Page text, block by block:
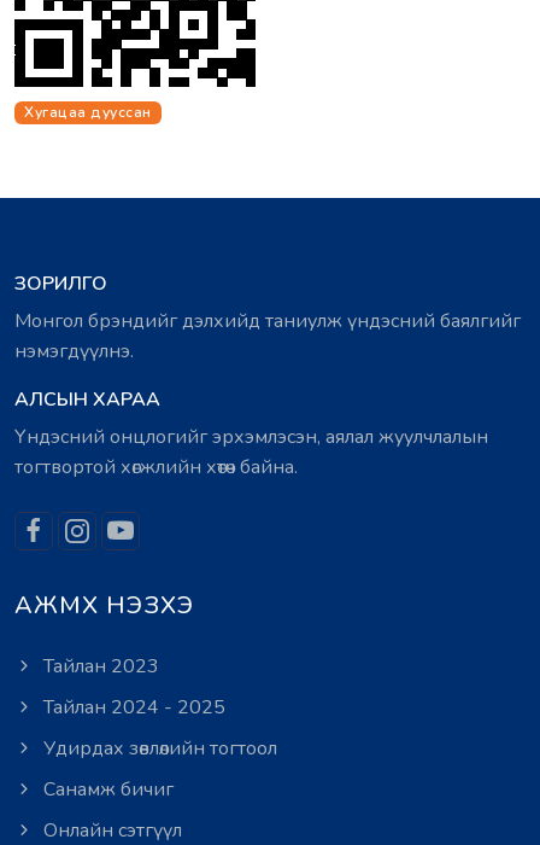
Хугацаа дууссан
ЗОРИЛГО
Монгол брэндийг дэлхийд таниулж үндэсний баялгийг
нэмэгдүүлнэ.
АЛСЫН ХАРАА
Үндэсний онцлогийг эрхэмлэсэн, аялал жуулчлалын
тогтвортой хөгжлийн хөтөч байна.
АЖМХ НЭЗХЭ
Тайлан 2023
Тайлан 2024 - 2025
Удирдах зөвлөлийн тогтоол
Санамж бичиг
Онлайн сэтгүүл